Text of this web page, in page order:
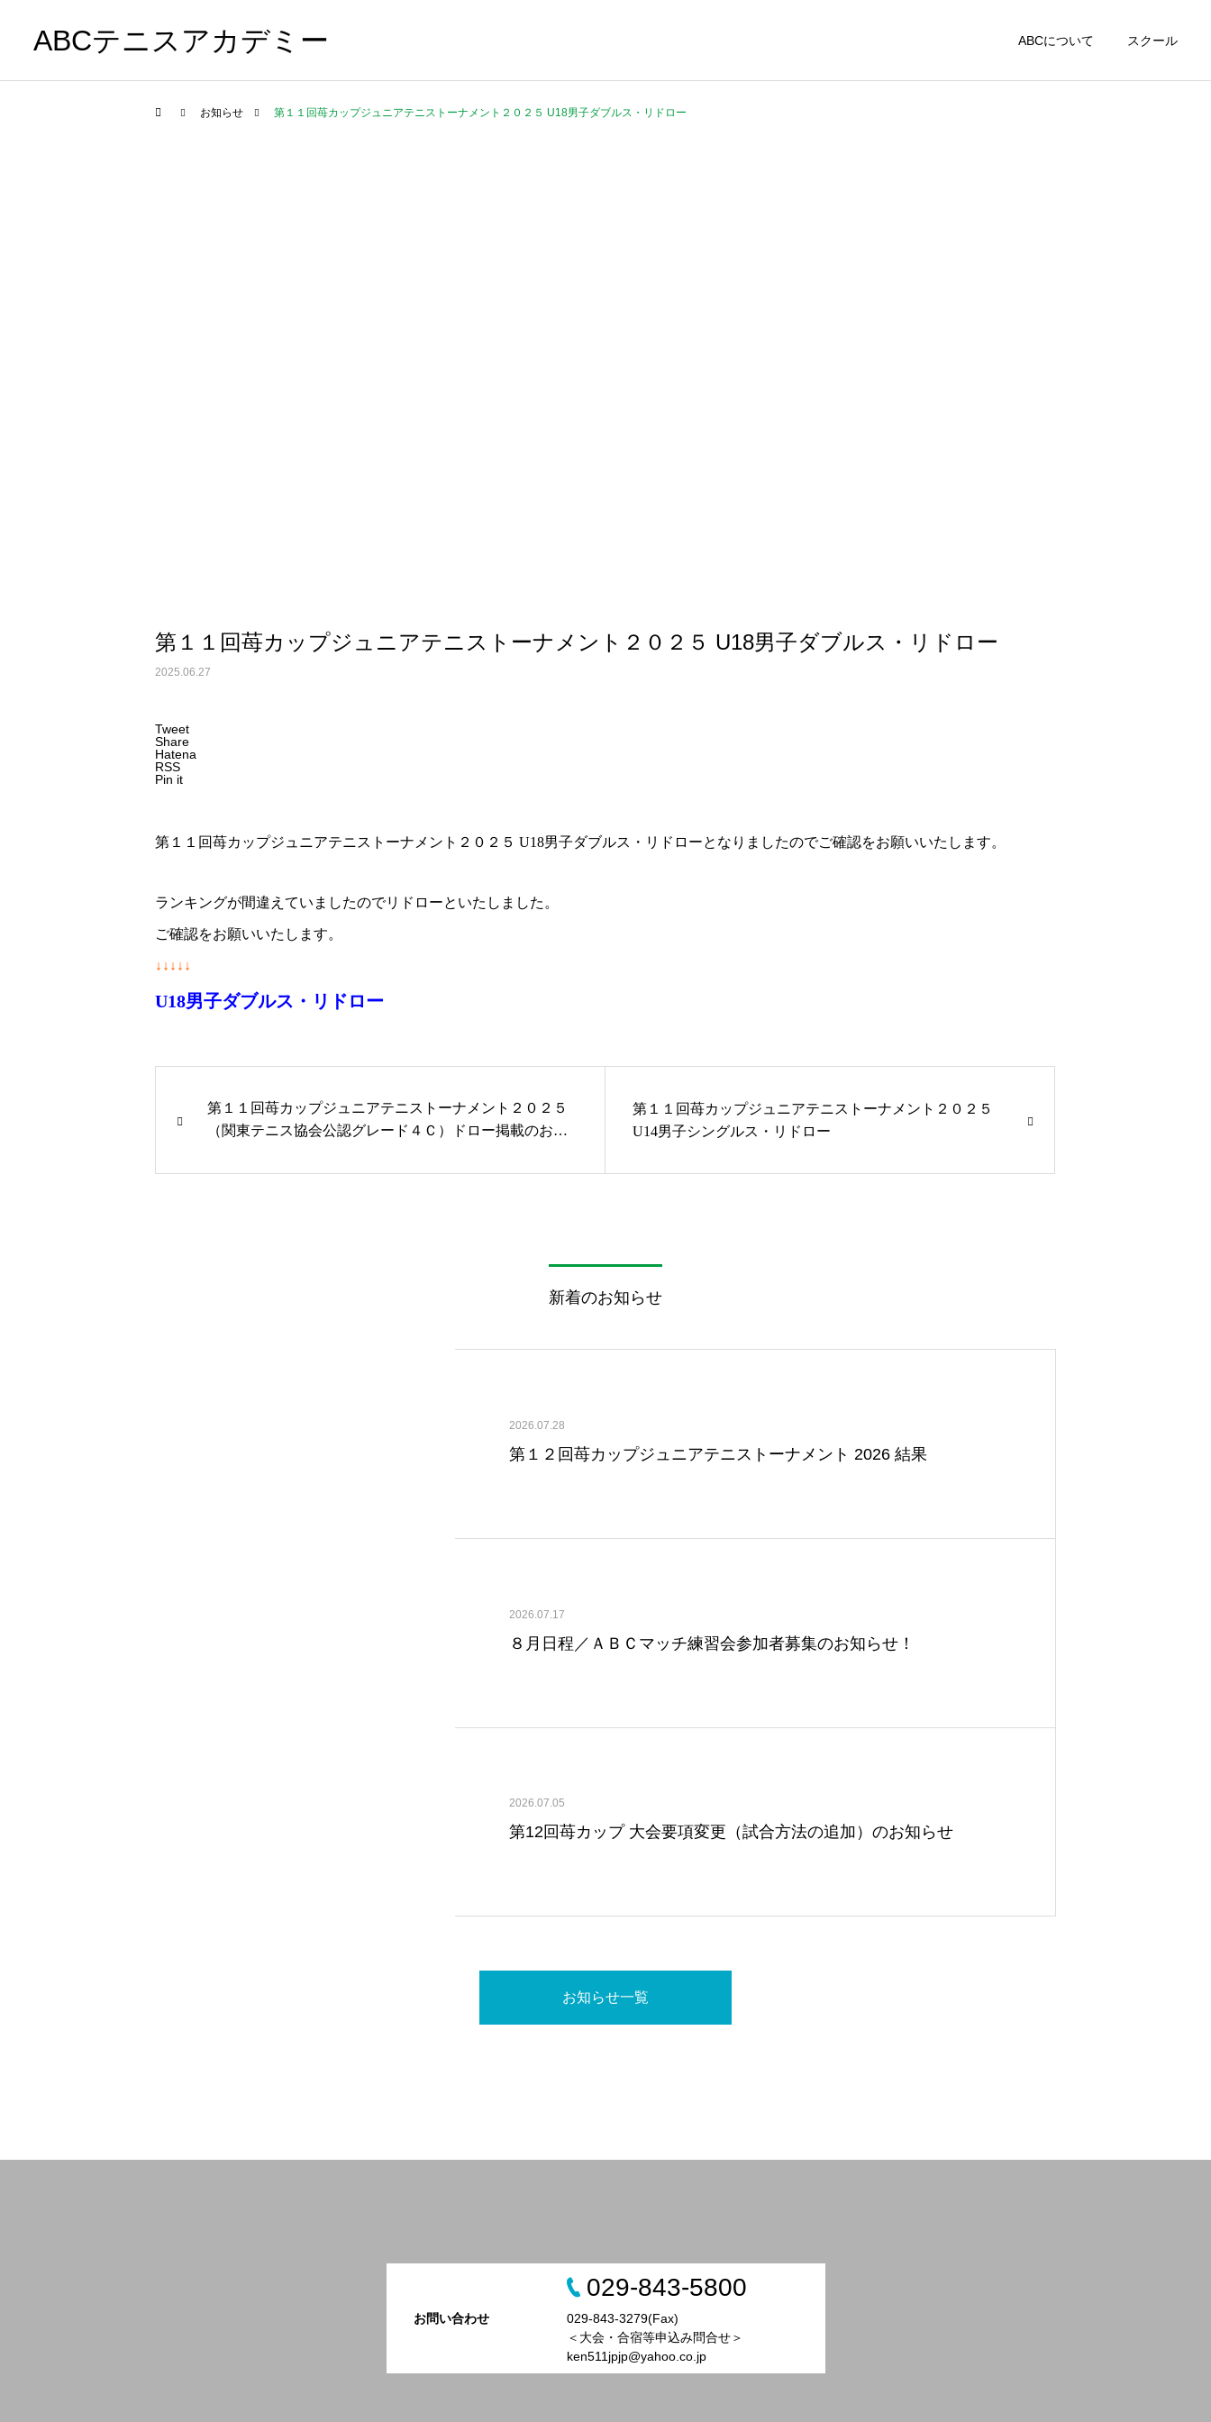
ABCテニスアカデミー ABCについて スクール
お知らせ 第１１回苺カップジュニアテニストーナメント２０２５ U18男子ダブルス・リドロー
第１１回苺カップジュニアテニストーナメント２０２５ U18男子ダブルス・リドロー
2025.06.27
Tweet
Share
Hatena
RSS
Pin it
第１１回苺カップジュニアテニストーナメント２０２５ U18男子ダブルス・リドローとなりましたのでご確認をお願いいたします。
ランキングが間違えていましたのでリドローといたしました。
ご確認をお願いいたします。
↓↓↓↓↓
U18男子ダブルス・リドロー
第１１回苺カップジュニアテニストーナメント２０２５
（関東テニス協会公認グレード４Ｃ）ドロー掲載のお知
第１１回苺カップジュニアテニストーナメント２０２５
U14男子シングルス・リドロー
新着のお知らせ
2026.07.28
第１２回苺カップジュニアテニストーナメント 2026 結果
2026.07.17
８月日程／ＡＢＣマッチ練習会参加者募集のお知らせ！
2026.07.05
第12回苺カップ 大会要項変更（試合方法の追加）のお知らせ
お知らせ一覧
お問い合わせ
029-843-5800
029-843-3279(Fax)
＜大会・合宿等申込み問合せ＞
ken511jpjp@yahoo.co.jp